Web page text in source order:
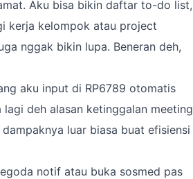
Aku bisa bikin daftar to-do list,
kerja kelompok atau project
nggak bikin lupa. Beneran deh,
aku input di RP6789 otomatis
deh alasan ketinggalan meeting
luar biasa buat efisiensi
notif atau buka sosmed pas